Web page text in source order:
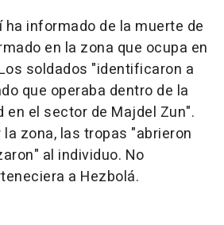
informado de la muerte de
en la zona que ocupa en
soldados "identificaron a
que operaba dentro de la
en el sector de Majdel Zun".
zona, las tropas "abrieron
al individuo. No
a Hezbolá.